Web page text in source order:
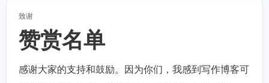
致谢
赞赏名单
感谢大家的支持和鼓励。因为你们，我感到写作博客可